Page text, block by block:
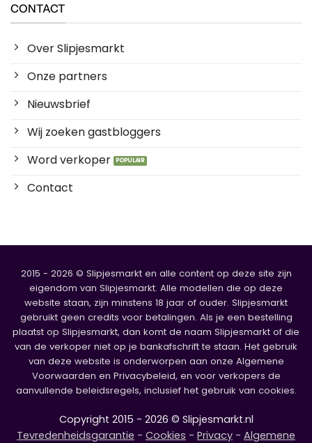
CONTACT
Over Slipjesmarkt
Onze partners
Nieuwsbrief
Wij zoeken gastbloggers
Word verkoper
Contact
2015 - 2026 © Slipjesmarkt en alle content op deze site zijn
eigendom van Slipjesmarkt. Alle modellen die op deze
website staan, zijn minstens 18 jaar of ouder. Slipjesmarkt
gebruikt geen credits voor betalingen. Als je een bestelling
plaatst op Slipjesmarkt, dan komt de naam Slipjesmarkt of die
van de verkoper niet op je bankafschrift te staan. Het gebruik
van deze website is onderworpen aan onze Algemene
Voorwaarden en Privacybeleid, en voor verkopers de
aanvullende beleidsregels, inclusief het gebruik van cookies.
Copyright 2015 - 2026 © Slipjesmarkt.nl
Tevredenheidsgarantie - Cookies - Privacy - Algemene